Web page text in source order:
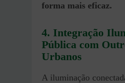
forma mais eficaz.
4. Integração
Pública com
Urbanos
A iluminação